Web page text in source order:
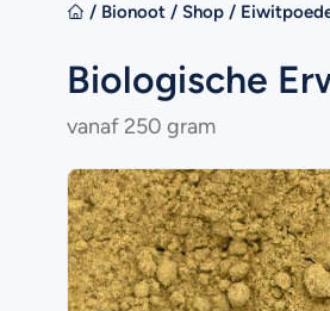
/ Bionoot / Shop /
Biologische
vanaf 250 gram